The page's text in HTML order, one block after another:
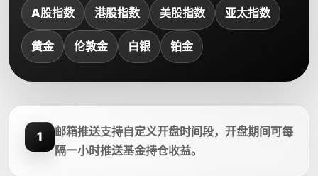
A股指数 港股指数 美股指数 亚太指数
黄金 伦敦金 白银 铂金
1
邮箱推送支持自定义开盘时间段，开盘期间可每
隔一小时推送基金持仓收益。